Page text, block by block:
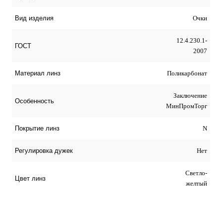
Вид изделия Очки
ГОСТ
12.4.230.1-
2007
Материал линз Поликарбонат
Особенность
Заключение
МинПромТорг
Покрытие линз N
Регулировка дужек Нет
Цвет линз
Светло-
желтый